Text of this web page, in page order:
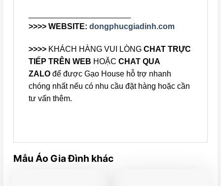
>>>> WEBSITE: dongphucgiadinh.com
>>>> KHÁCH HÀNG VUI LÒNG CHAT TRỰC
TIẾP TRÊN WEB HOẶC CHAT QUA
ZALO để được Gạo House hỗ trợ nhanh
chóng nhất nếu có nhu cầu đặt hàng hoặc cần
tư vấn thêm.
Mẫu Áo Gia Đình khác